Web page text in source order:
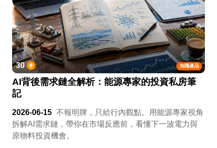
知識產品
30
AI背後需求鏈全解析：能源專家的投資私房筆
記
2026-06-15 不報明牌，只給行內觀點。用能源專家視角
拆解AI需求鏈，帶你在市場反應前，看懂下一波電力與
原物料投資機會。